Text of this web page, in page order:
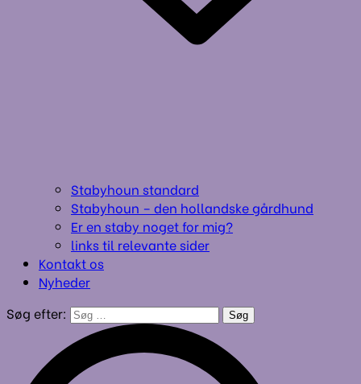
Stabyhoun standard
Stabyhoun – den hollandske gårdhund
Er en staby noget for mig?
links til relevante sider
Kontakt os
Nyheder
Søg efter: